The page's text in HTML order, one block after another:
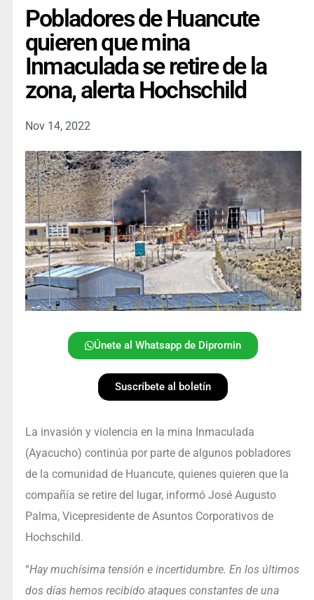
Pobladores de Huancute
quieren que mina
Inmaculada se retire de la
zona, alerta Hochschild
Nov 14, 2022
Únete al Whatsapp de Dipromin
Suscríbete al boletín
La invasión y violencia en la mina Inmaculada
(Ayacucho) continúa por parte de algunos pobladores
de la comunidad de Huancute, quienes quieren que la
compañía se retire del lugar, informó José Augusto
Palma, Vicepresidente de Asuntos Corporativos de
Hochschild.
“Hay muchísima tensión e incertidumbre. En los últimos
dos días hemos recibido ataques constantes de una